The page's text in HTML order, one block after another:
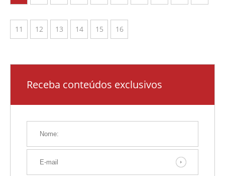
11 12 13 14 15 16
Receba conteúdos exclusivos